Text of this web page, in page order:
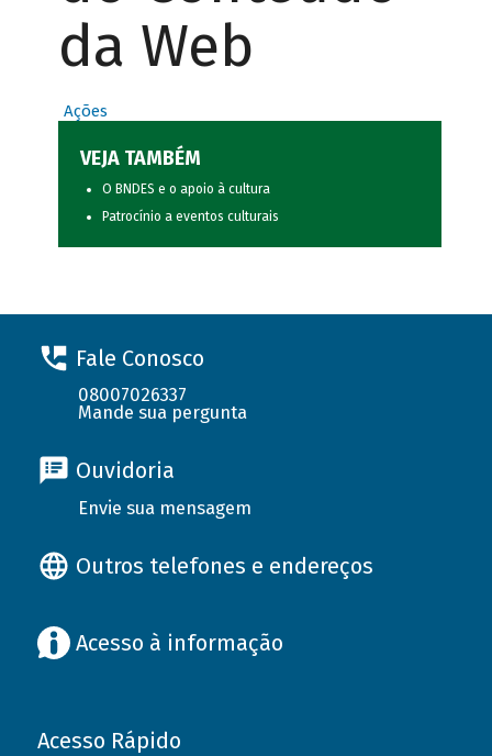
da Web
Ações
VEJA TAMBÉM
O BNDES e o apoio à cultura
Patrocínio a eventos culturais
Fale Conosco
08007026337
Mande sua pergunta
Ouvidoria
Envie sua mensagem
Outros telefones e endereços
Acesso à informação
Acesso Rápido